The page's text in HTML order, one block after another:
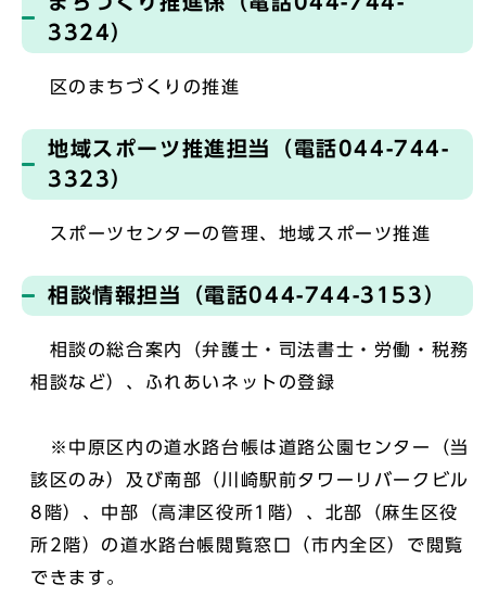
3324）
区のまちづくりの推進
地域スポーツ推進担当（電話044-744-
3323）
スポーツセンターの管理、地域スポーツ推進
相談情報担当（電話044-744-3153）
相談の総合案内（弁護士・司法書士・労働・税務
相談など）、ふれあいネットの登録
※中原区内の道水路台帳は道路公園センター（当
該区のみ）及び南部（川崎駅前タワーリバークビル
8階）、中部（高津区役所1階）、北部（麻生区役
所2階）の道水路台帳閲覧窓口（市内全区）で閲覧
できます。